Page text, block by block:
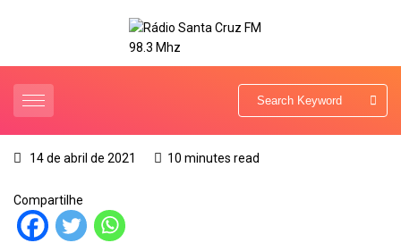
14 de abril de 2021 10 minutes read
Compartilhe